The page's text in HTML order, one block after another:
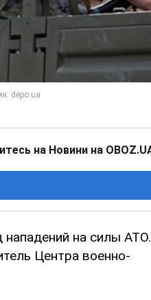
на Новини на
на силы
Центра военно-